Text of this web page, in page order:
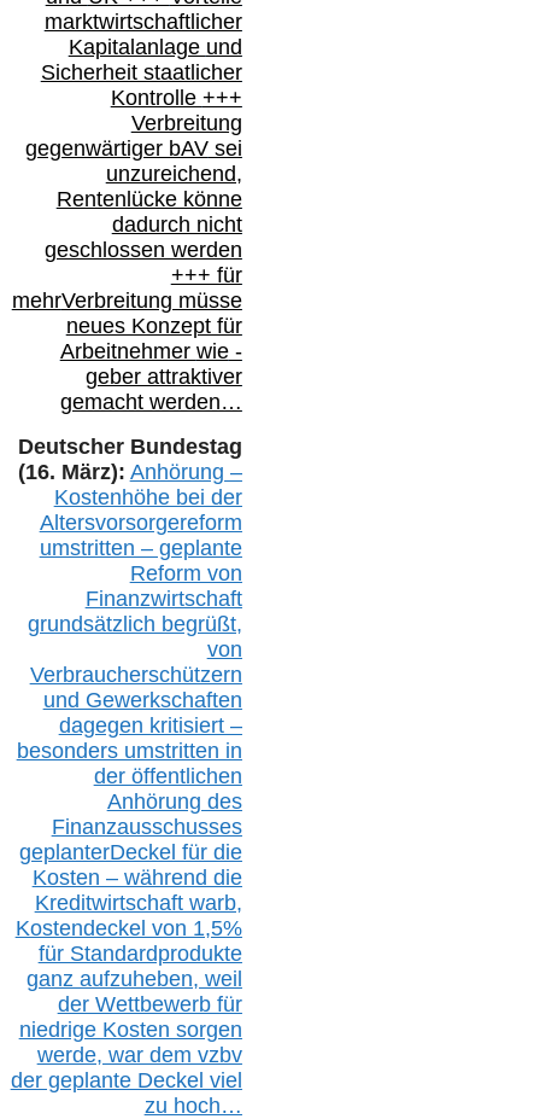
marktwirtschaftlicher
Kapitalanlage und
Sicherheit staatlicher
Kontrolle +++
Verbreitung
gegenwärtiger bAVsei
unzureichend,
Rentenlücke könne
dadurch nicht
geschlossen werden
+++ für
mehrVerbreitung müsse
neues Konzept für
Arbeitnehmer wie-
geber attraktiver
gemacht werden…
Deutscher Bundestag
(16. März): Anhörung –
Kostenhöhe bei der
Altersvorsorgereform
umstritten – geplante
Reform von
Finanzwirtschaft
grundsätzlich begrüßt,
von
Verbraucherschützern
und Gewerkschaften
dagegen kritisiert –
besonders umstritten in
der öffentlichen
Anhörung des
Finanzausschusses
geplanterDeckel für die
Kosten – während die
Kreditwirtschaft warb,
Kostendeckel von 1,5%
für Standardprodukte
ganz aufzuheben, weil
der Wettbewerb für
niedrige Kosten sorgen
werde, war dem vzbv
der geplante Deckel viel
zu hoch…